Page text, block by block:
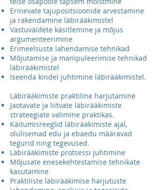
Erinevate tajupositsioonide arvestamine
ja rakendamine läbirääkimistel
Vastuväidete käsitlemine ja mõjus
argumenteerimine
Erimeelsuste lahendamise tehnikad
Mõjutamise ja manipuleerimise tehnikad
läbirääkimistel
Iseenda kindel juhtimine läbirääkimistel.
Läbirääkimiste praktiline harjutamine
Jaotavate ja liitvate läbirääkimiste
strateegiate valimine praktikas.
Käitumisreeglid läbirääkimiste ajal,
olulisemad edu ja ebaedu määravad
tegurid ning tegevused.
Läbirääkimiste protsessi juhtimine
Mõjusate enesekehtestamise tehnikate
kasutamine
Praktiliste läbirääkimise harjutuste